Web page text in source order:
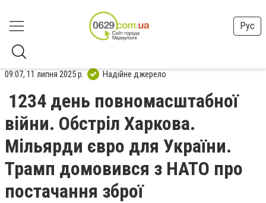
Рус
09:07, 11 липня 2025 р. Надійне джерело
1234 день повномасштабної
війни. Обстріл Харкова.
Мільярди євро для України.
Трамп домовився з НАТО про
постачання зброї